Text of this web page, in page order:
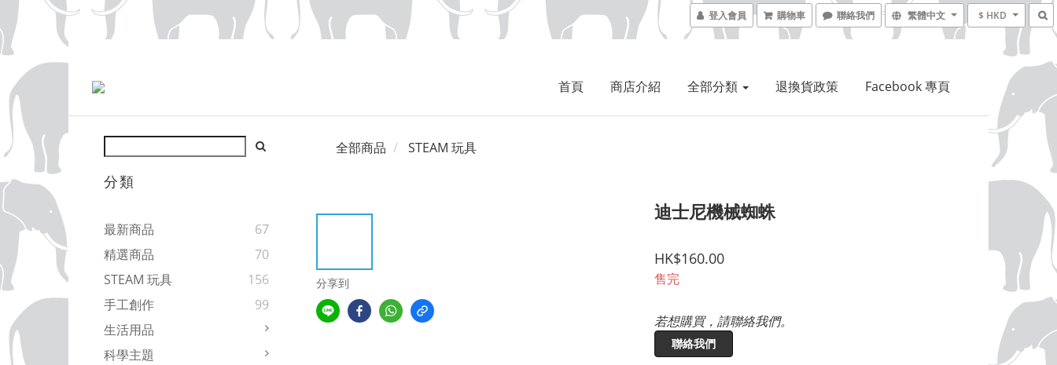
登入會員 購物車 聯絡我們 繁體中文 $ HKD
首頁 商店介紹 全部分類 退換貨政策 Facebook 專頁
分類
最新商品
67
精選商品
70
STEAM 玩具
156
手工創作
99
生活用品
科學主題
全部商品 STEAM 玩具
分享到
迪士尼機械蜘蛛
HK$160.00
售完
若想購買，請聯絡我們。
聯絡我們